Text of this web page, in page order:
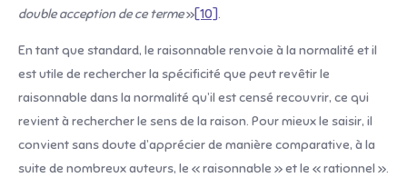
double acception de ce terme»[10].
En tant que standard, le raisonnable renvoie à la normalité et il
est utile de rechercher la spécificité que peut revêtir le
raisonnable dans la normalité qu’il est censé recouvrir, ce qui
revient à rechercher le sens de la raison. Pour mieux le saisir, il
convient sans doute d’apprécier de manière comparative, à la
suite de nombreux auteurs, le « raisonnable » et le « rationnel ».